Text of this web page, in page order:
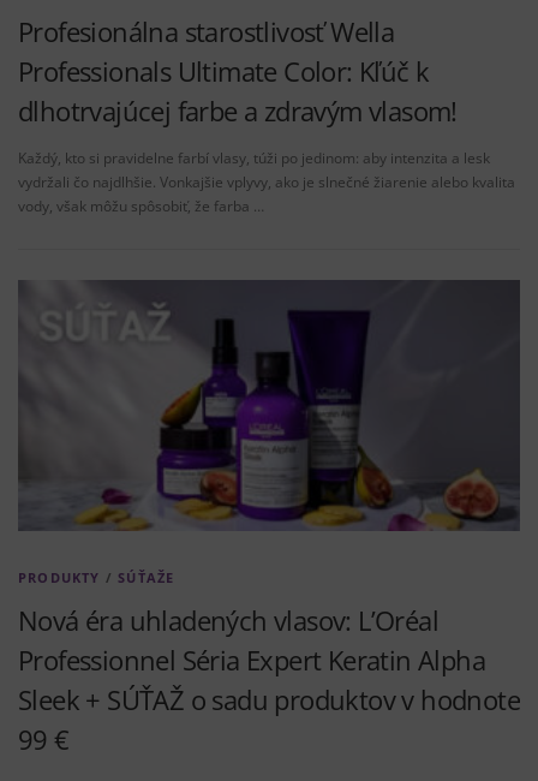
Profesionálna starostlivosť Wella
Professionals Ultimate Color: Kľúč k
dlhotrvajúcej farbe a zdravým vlasom!
Každý, kto si pravidelne farbí vlasy, túži po jedinom: aby intenzita a lesk
vydržali čo najdlhšie. Vonkajšie vplyvy, ako je slnečné žiarenie alebo kvalita
vody, však môžu spôsobiť, že farba …
PRODUKTY /SÚŤAŽE
Nová éra uhladených vlasov: L’Oréal
Professionnel Séria Expert Keratin Alpha
Sleek + SÚŤAŽ o sadu produktov v hodnote
99 €